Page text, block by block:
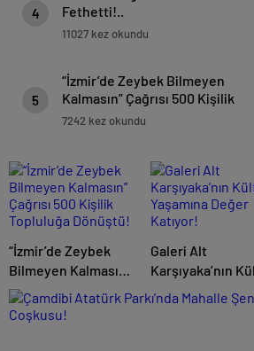
4
Fethetti!..
11027 kez okundu
5
“İzmir’de Zeybek Bilmeyen
Kalmasın” Çağrısı 500 Kişilik
Topluluğa Dönüştü!
7242 kez okundu
“İzmir’de Zeybek
Bilmeyen Kalmasın”
Çağrısı 500 Kişilik
Topluluğa Dönüştü!
Galeri Alt
Karşıyaka’nın
Yaşamına Değer
Katıyor!